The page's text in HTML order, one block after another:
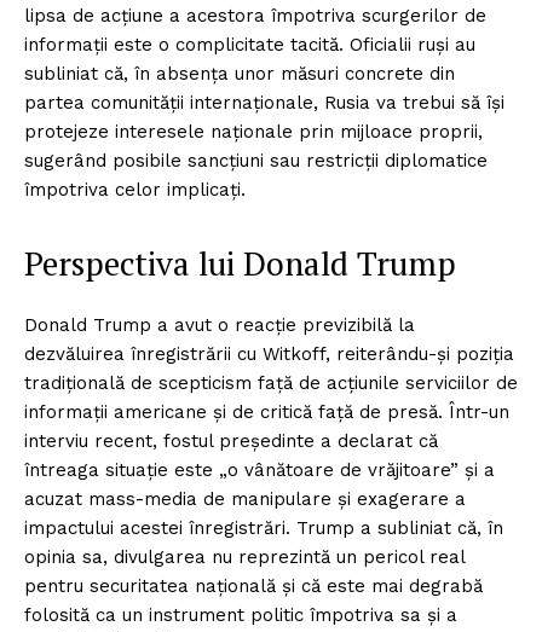
lipsa de acțiune a acestora împotriva scurgerilor de
informații este o complicitate tacită. Oficialii ruși au
subliniat că, în absența unor măsuri concrete din
partea comunității internaționale, Rusia va trebui să își
protejeze interesele naționale prin mijloace proprii,
sugerând posibile sancțiuni sau restricții diplomatice
împotriva celor implicați.
Perspectiva lui Donald Trump
Donald Trump a avut o reacție previzibilă la
dezvăluirea înregistrării cu Witkoff, reiterându-și poziția
tradițională de scepticism față de acțiunile serviciilor de
informații americane și de critică față de presă. Într-un
interviu recent, fostul președinte a declarat că
întreaga situație este „o vânătoare de vrăjitoare” și a
acuzat mass-media de manipulare și exagerare a
impactului acestei înregistrări. Trump a subliniat că, în
opinia sa, divulgarea nu reprezintă un pericol real
pentru securitatea națională și că este mai degrabă
folosită ca un instrument politic împotriva sa și a